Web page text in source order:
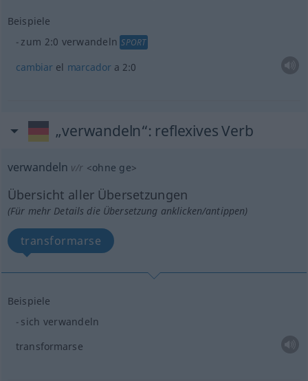
Beispiele
zum 2:0 verwandeln SPORT
cambiarel marcadora 2:0
„verwandeln“: reflexives Verb
verwandeln v/r <ohne ge>
Übersicht aller Übersetzungen
(Für mehr Details die Übersetzung anklicken/antippen)
transformarse
Beispiele
sich verwandeln
transformarse